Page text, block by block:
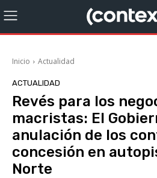
Inicio Actualidad
ACTUALIDAD
Revés para los
macristas: El
anulación de los
concesión en
Norte